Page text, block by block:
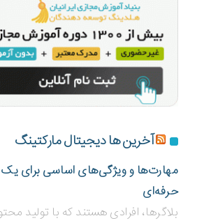
آخرین ها دیجیتال مارکتینگ
مهارت‌ها و ویژگی‌های اساسی برای یک
حرفه‌ای
بلاگر‌ها، افرادی هستند که با تولید